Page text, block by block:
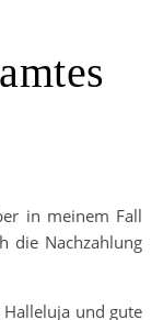
in meinem Fall
die Nachzahlung
und gute